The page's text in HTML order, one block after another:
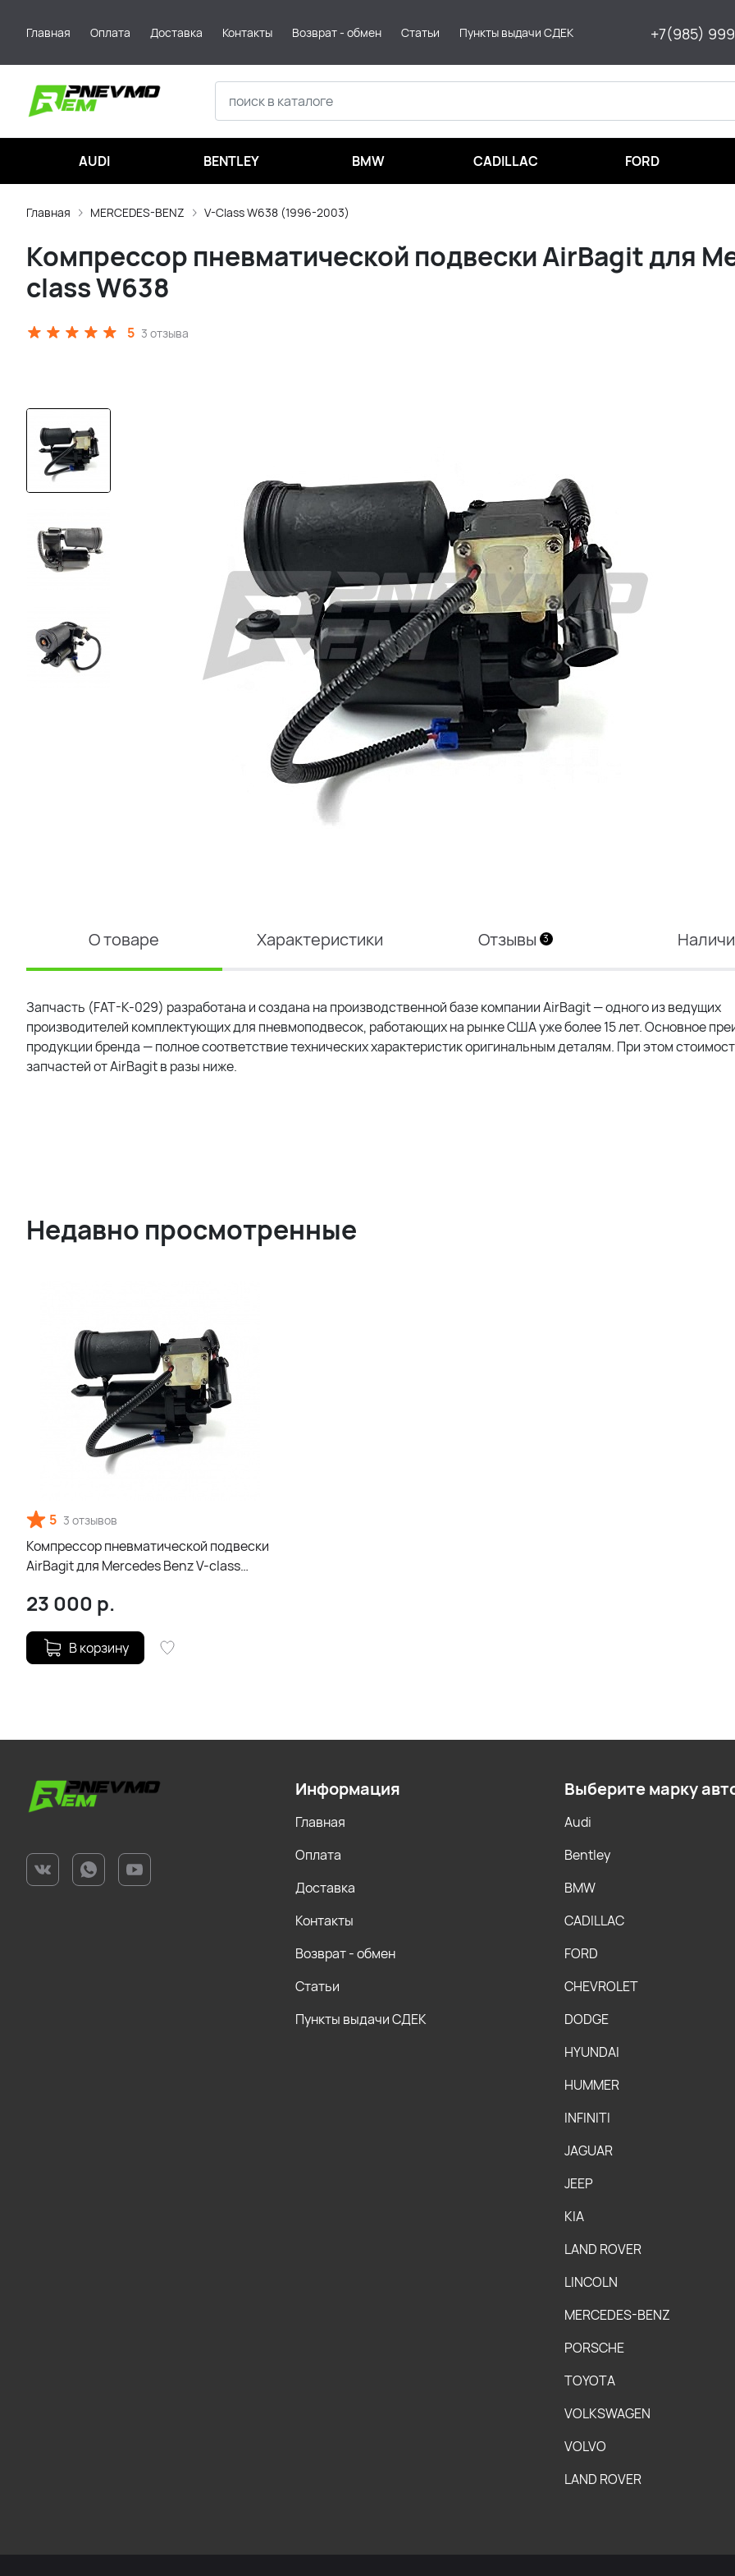
Главная Оплата Доставка Контакты Возврат - обмен Статьи Пункты выдачи СДЕК +7(985)
AUDI BENTLEY BMW CADILLAC FORD
Главная MERCEDES-BENZ V-Class W638 (1996-2003)
Компрессор пневматической подвески AirBagit для
class W638
5 3 отзыва
О товаре Характеристики Отзывы 3
Запчасть (FAT-K-029) разработана и создана на производственной базе компании AirBagit — одного из ведущих
производителей комплектующих для пневмоподвесок, работающих на рынке США уже более 15 лет. Основное
продукции бренда — полное соответствие технических характеристик оригинальным деталям. При этом
запчастей от AirBagit в разы ниже.
Недавно просмотренные
5 3 отзывов
Компрессор пневматической подвески
AirBagit для Mercedes Benz V-class
23 000 р.
В корзину
Информация
Главная
Оплата
Доставка
Контакты
Возврат - обмен
Статьи
Пункты выдачи СДЕК
Выберите марку
Audi
Bentley
BMW
CADILLAC
FORD
CHEVROLET
DODGE
HYUNDAI
HUMMER
INFINITI
JAGUAR
JEEP
KIA
LAND ROVER
LINCOLN
MERCEDES-BENZ
PORSCHE
TOYOTA
VOLKSWAGEN
VOLVO
LAND ROVER